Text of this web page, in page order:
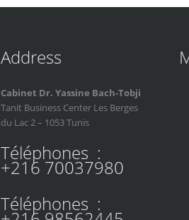
Address
Cabinet Dr. Yassine Bach-Tobji
Tanit Business Center Les Berges
du Lac 2 – 1053 Tunis
Téléphones :
+216 70037980
Téléphones :